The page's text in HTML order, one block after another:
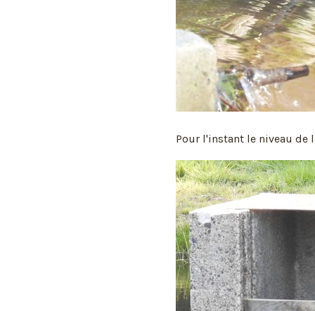
Pour l'instant le niveau de